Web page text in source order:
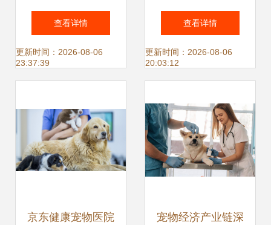
厂 宠物玩具与舒适
靠垫的源头工厂批
查看详情
更新时间：2026-08-06
23:37:39
宠食优选，市内厂
价免费送货服务
查看详情
更新时间：2026-08-06
20:03:12
京东健康宠物医院 宠物经济产业链深